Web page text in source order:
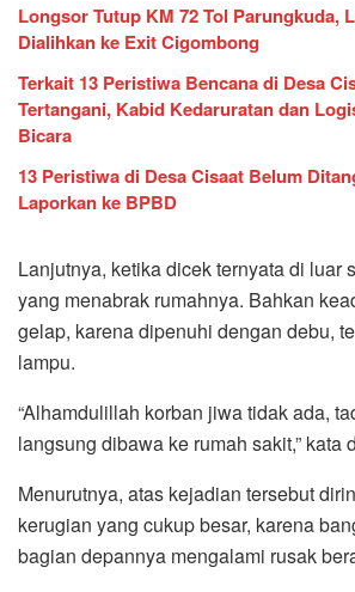
Longsor Tutup KM 72 Tol Parungkuda,
Dialihkan ke Exit Cigombong
Terkait 13 Peristiwa Bencana di Desa
Tertangani, Kabid Kedaruratan dan
Bicara
13 Peristiwa di Desa Cisaat Belum
Laporkan ke BPBD
Lanjutnya, ketika dicek ternyata di luar
yang menabrak rumahnya. Bahkan
gelap, karena dipenuhi dengan debu,
lampu.
“Alhamdulillah korban jiwa tidak ada,
langsung dibawa ke rumah sakit,” kata
Menurutnya, atas kejadian tersebut
kerugian yang cukup besar, karena
bagian depannya mengalami rusak